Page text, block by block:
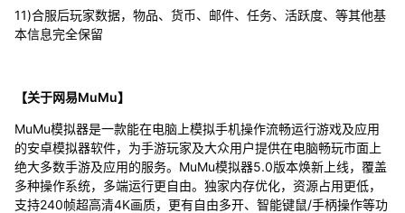
11)合服后玩家数据，物品、货币、邮件、任务、活跃度、等其他基
本信息完全保留
【关于网易MuMu】
MuMu模拟器是一款能在电脑上模拟手机操作流畅运行游戏及应用
的安卓模拟器软件，为手游玩家及大众用户提供在电脑畅玩市面上
绝大多数手游及应用的服务。MuMu模拟器5.0版本焕新上线，覆盖
多种操作系统，多端运行更自由。独家内存优化，资源占用更低，
支持240帧超高清4K画质，更有自由多开、智能键鼠/手柄操作等功